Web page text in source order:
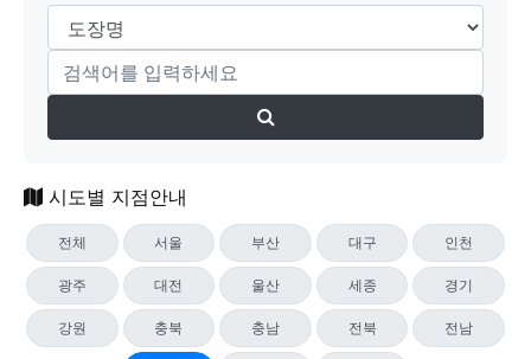
시도별 지점안내
전체 서울 부산 대구 인천
광주 대전 울산 세종 경기
강원 충북 충남 전북 전남